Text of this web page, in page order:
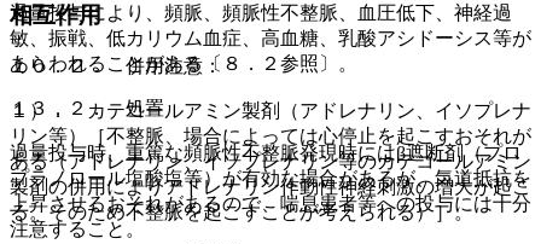
過量投与により、頻脈、頻脈性不整脈、血圧低下、神経過
敏、振戦、低カリウム血症、高血糖、乳酸アシドーシス等が
あらわれることがある〔８．２参照〕。
１３．２． 処置
過量投与時、重篤な頻脈性不整脈発現時にはβ遮断剤（プロ
プラノロール塩酸塩等）が有効な場合があるが、気道抵抗を
上昇させるおそれがあるので、喘息患者等への投与には十分
注意すること。
相互作用
１０．２． 併用注意：
１）． カテコールアミン製剤（アドレナリン、イソプレナ
リン等）［不整脈、場合によっては心停止を起こすおそれが
ある（アドレナリン、イソプレナリン等のカテコールアミン
製剤の併用によりアドレナリン作動性神経刺激の増大が起こ
る。そのため不整脈を起こすことが考えられる）］。